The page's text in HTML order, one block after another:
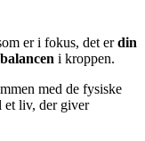
er i fokus, det erdin
i kroppen.
med de fysiske
liv, der giver